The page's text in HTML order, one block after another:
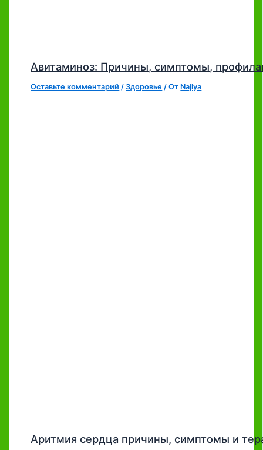
Авитаминоз: Причины, симптомы,
Оставьте комментарий /Здоровье / От Najlya
Аритмия сердца причины, симптомы и